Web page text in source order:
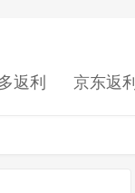
返利 京东返利